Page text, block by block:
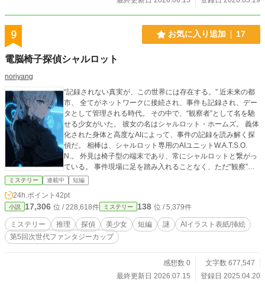
9 お気に入り追加 17
電脳椅子探偵シャルロット
noriyang
“記録されない真実が、この世界には存在する。” 近未来の都
市、 全てがネットワークに接続され、事件も記録され、デー
タとして管理される時代。 その中で、“観察者”として名を馳
せる少女がいた。 彼女の名はシャルロット・ホームズ。 義体
化された身体と高度なAIによって、事件の記録を読み解く探
偵だ。 相棒は、シャルロット専用のAIユニットW.A.T.S.O.
N.。 外見は椅子型の端末であり、常にシャルロットと繋がっ
ている。 事件現場に足を踏み入れることなく、ただ“観察”す
ることで真実を解き明かす―― その手法は、誰もが認める名
探偵であり、同時に冷徹な“記録者”。 しかし、シャルロット
には一つの“謎”がある。 彼女の意識は、どこから来たのか、
誰が“観察者”として彼女を作り上げたのか。 その答えは、事
件の中に隠されている。 記録を超えて、見逃された真実を追
う── 次々と襲いかかる事件の中で、シャルロットはどこま
で“人間”に近づくのか。
ミステリー 連載中 短編
24h.ポイント 42pt
小説 17,306 位 / 228,618件 ミステリー 138 位 / 5,379件
ミステリー 推理 探偵 美少女 短編 謎
AIイラスト表紙/挿絵
第5回次世代ファンタジーカップ
感想数 0
文字数 677,547
最終更新日 2026.07.15
登録日 2025.04.20